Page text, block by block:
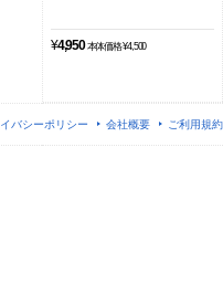
¥4,950 本体価格 ¥4,500
バシーポリシー 会社概要 ご利用規約